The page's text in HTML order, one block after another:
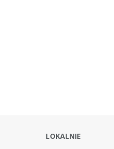
LOKALNIE